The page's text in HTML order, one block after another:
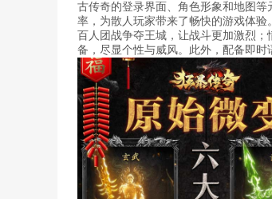
古传奇的登录界面、角色形象和地图
率，为散人玩家带来了畅快的游戏体验
百人团战争夺王城，让战斗更加激烈
备，尽显个性与威风。此外，配备即时